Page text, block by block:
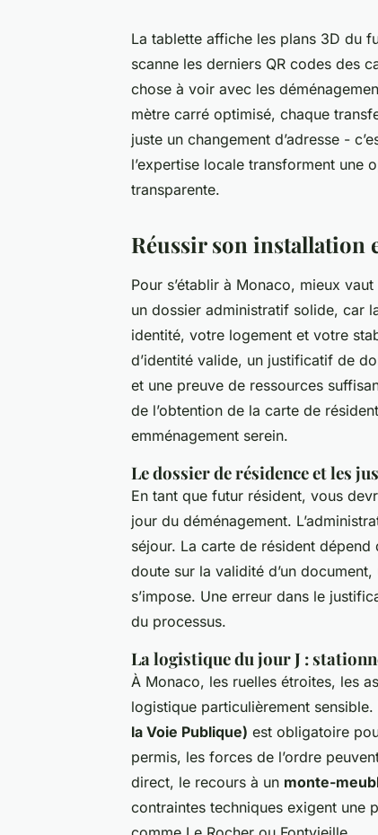
La tablette affiche les plans 3D du
scanne les derniers QR codes des
chose à voir avec les
mètre carré optimisé, chaque
juste un changement d’adresse -
l’expertise locale transforment une
transparente.
Réussir son installation
Pour s’établir à Monaco, mieux
un dossier administratif solide, car
identité, votre logement et votre
d’identité valide, un justificatif de
et une preuve de ressources
de l’obtention de la carte de
emménagement serein.
Le dossier de résidence et les
En tant que futur résident, vous
jour du déménagement.
séjour. La carte de résident
doute sur la validité d’un
s’impose. Une erreur dans le
du processus.
La logistique du jour J :
À Monaco, les ruelles étroites, les
logistique particulièrement sensible.
la Voie Publique) est obligatoire
permis, les forces de l’ordre
direct, le recours à un monte-
contraintes techniques exigent une